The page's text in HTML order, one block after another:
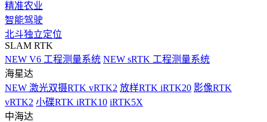
精准农业
智能驾驶
北斗独立定位
SLAM RTK
NEW V6 工程测量系统 NEW sRTK 工程测量系统
海星达
NEW 激光双摄RTK vRTK2 放样RTK iRTK20 影像RTK
vRTK2 小碟RTK iRTK10 iRTK5X
中海达